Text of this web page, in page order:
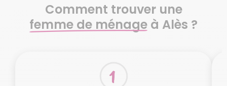
Comment trouver une
femme de ménage à Alès ?